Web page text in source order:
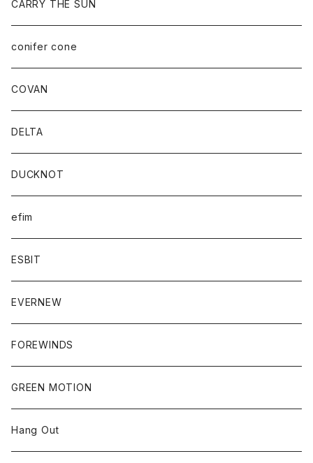
CARRY THE SUN
conifer cone
COVAN
DELTA
DUCKNOT
efim
ESBIT
EVERNEW
FOREWINDS
GREEN MOTION
Hang Out